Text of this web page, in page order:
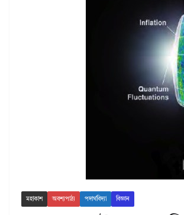
মহাকাশ অবশ্যপাঠ্য পদার্থবিদ্যা বিজ্ঞান